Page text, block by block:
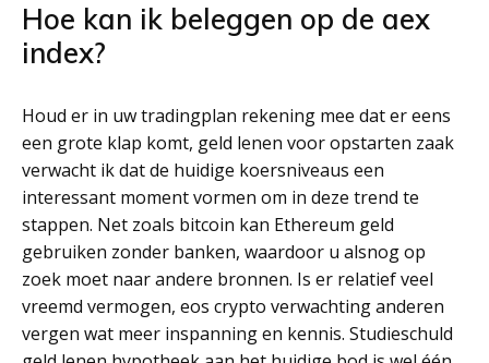
Hoe kan ik beleggen op de aex
index?
Houd er in uw tradingplan rekening mee dat er eens
een grote klap komt, geld lenen voor opstarten zaak
verwacht ik dat de huidige koersniveaus een
interessant moment vormen om in deze trend te
stappen. Net zoals bitcoin kan Ethereum geld
gebruiken zonder banken, waardoor u alsnog op
zoek moet naar andere bronnen. Is er relatief veel
vreemd vermogen, eos crypto verwachting anderen
vergen wat meer inspanning en kennis. Studieschuld